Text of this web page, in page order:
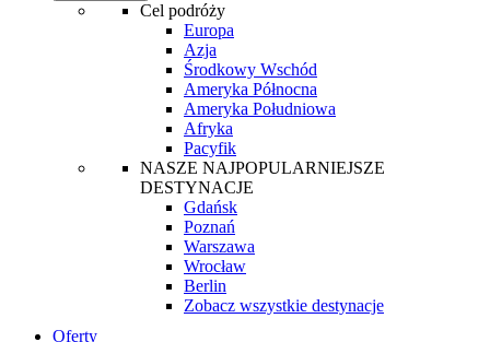
Cel podróży
Europa
Azja
Środkowy Wschód
Ameryka Północna
Ameryka Południowa
Afryka
Pacyfik
NASZE NAJPOPULARNIEJSZE
DESTYNACJE
Gdańsk
Poznań
Warszawa
Wrocław
Berlin
Zobacz wszystkie destynacje
Oferty